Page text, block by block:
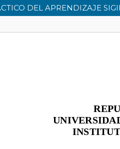
DEL APRENDIZAJE